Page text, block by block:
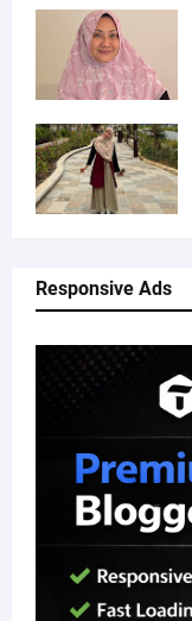
Responsive Ads